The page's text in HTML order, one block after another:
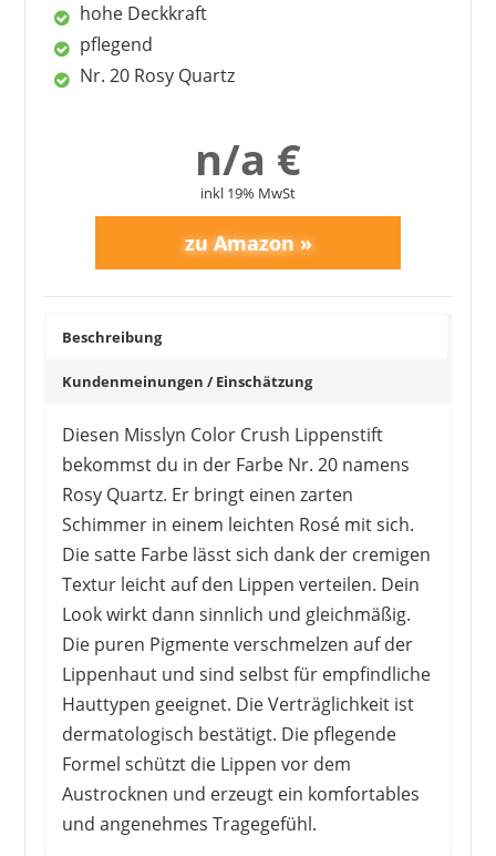
OULAC
8,99 €6,17 €*
hohe Deckkraft
pflegend
Nr. 20 Rosy Quartz
n/a €
inkl 19% MwSt
Beschreibung
Kundenmeinungen / Einschätzung
Diesen Misslyn Color Crush Lippenstift
bekommst du in der Farbe Nr. 20 namens
Rosy Quartz. Er bringt einen zarten
Schimmer in einem leichten Rosé mit sich.
Die satte Farbe lässt sich dank der cremigen
Textur leicht auf den Lippen verteilen. Dein
Look wirkt dann sinnlich und gleichmäßig.
Die puren Pigmente verschmelzen auf der
Lippenhaut und sind selbst für empfindliche
Hauttypen geeignet. Die Verträglichkeit ist
dermatologisch bestätigt. Die pflegende
Formel schützt die Lippen vor dem
Austrocknen und erzeugt ein komfortables
und angenehmes Tragegefühl.